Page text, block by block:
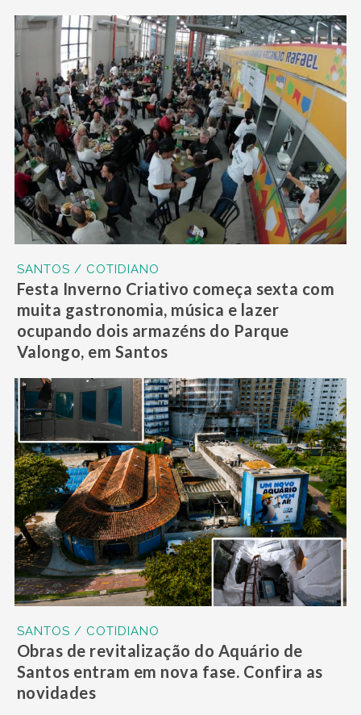
SANTOS / COTIDIANO
Festa Inverno Criativo começa sexta com
muita gastronomia, música e lazer
ocupando dois armazéns do Parque
Valongo, em Santos
SANTOS / COTIDIANO
Obras de revitalização do Aquário de
Santos entram em nova fase. Confira as
novidades